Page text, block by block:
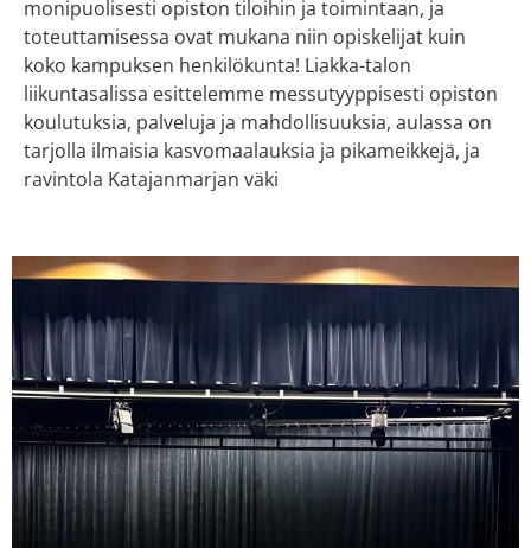
monipuolisesti opiston tiloihin ja toimintaan, ja
toteuttamisessa ovat mukana niin opiskelijat kuin
koko kampuksen henkilökunta! Liakka-talon
liikuntasalissa esittelemme messutyyppisesti opiston
koulutuksia, palveluja ja mahdollisuuksia, aulassa on
tarjolla ilmaisia kasvomaalauksia ja pikameikkejä, ja
ravintola Katajanmarjan väki